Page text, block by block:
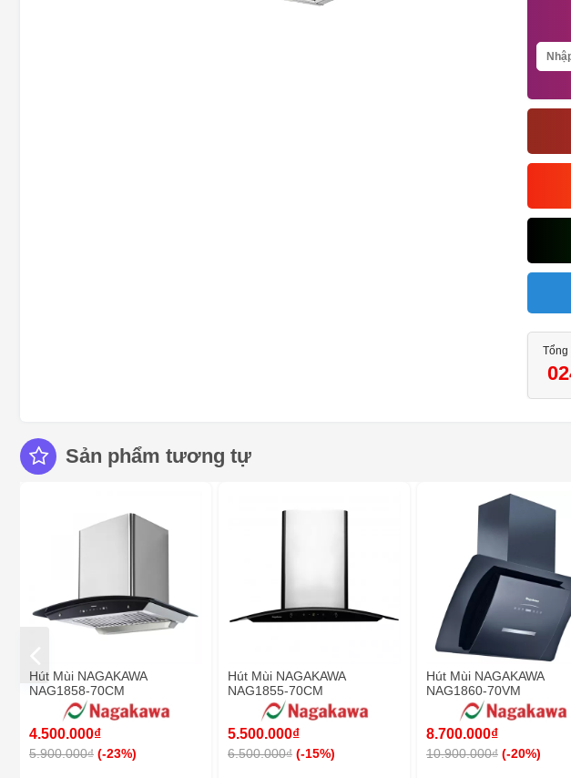
Tổng
Sản phẩm tương tự
Hút Mùi NAGAKAWA
NAG1858-70CM
4.500.000₫
5.900.000₫ (-23%)
Hút Mùi NAGAKAWA
NAG1855-70CM
5.500.000₫
6.500.000₫ (-15%)
Hút Mùi NAGAKAWA
NAG1860-70VM
8.700.000₫
10.900.000₫ (-20%)